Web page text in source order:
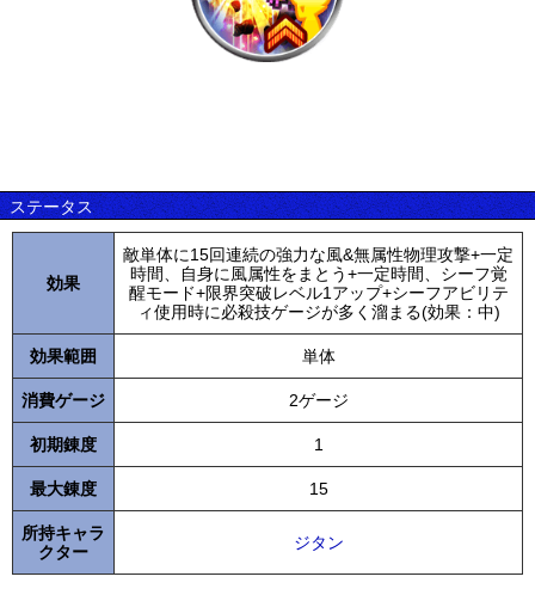
ステータス
効果
敵単体に15回連続の強力な風&無属性物理攻撃+一定
時間、自身に風属性をまとう+一定時間、シーフ覚
醒モード+限界突破レベル1アップ+シーフアビリテ
ィ使用時に必殺技ゲージが多く溜まる(効果：中)
効果範囲 単体
消費ゲージ 2ゲージ
初期錬度 1
最大錬度 15
所持キャラ
クター
ジタン